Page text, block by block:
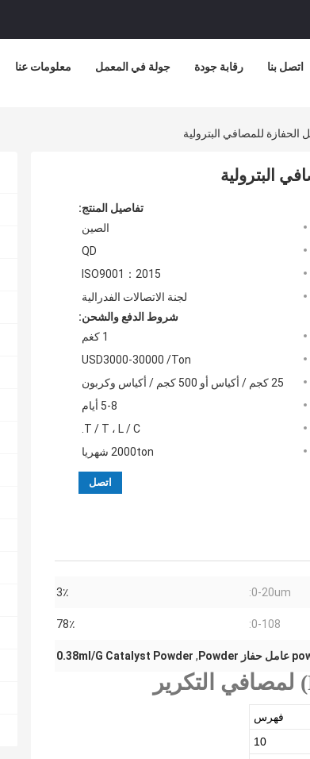
معلومات عنا جولة في المعمل رقابة جودة اتصل بنا
تفاصيل المنتج:
الصين
QD
ISO9001：2015
لجنة الاتصالات الفدرالية
شروط الدفع والشحن:
1 كغم
USD3000-30000 /Ton
25 كجم / أكياس أو 500 كجم / أكياس وكربون
5-8 أيام
T / T ، L / C.
2000ton شهريا
اتصل
0-20um: 3٪
0-108: 78٪
,
0.38ml/G Catalyst Powder
فهرس
10